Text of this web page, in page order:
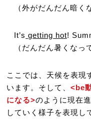
（外がだんだん暗く
It’s getting hot!
（だんだん暑くなっ
ここでは、天候を表現
います。そして、<be
になる>のように現在
していく様子を表現し